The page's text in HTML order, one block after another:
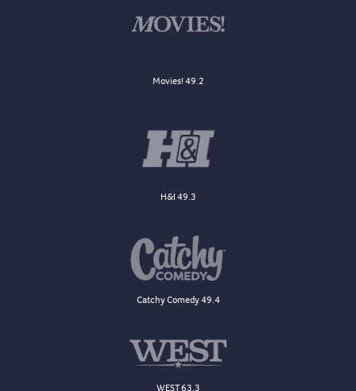
Movies! 49.2
H&I 49.3
Catchy Comedy 49.4
WEST 63.3